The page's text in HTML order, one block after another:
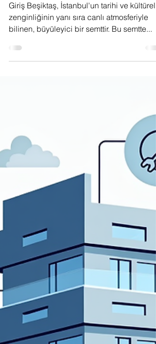
Yönetmek İçin
İhtiyacınız Olan Bilgiler
Giriş Beşiktaş, İstanbul'un tarihi ve kültürel